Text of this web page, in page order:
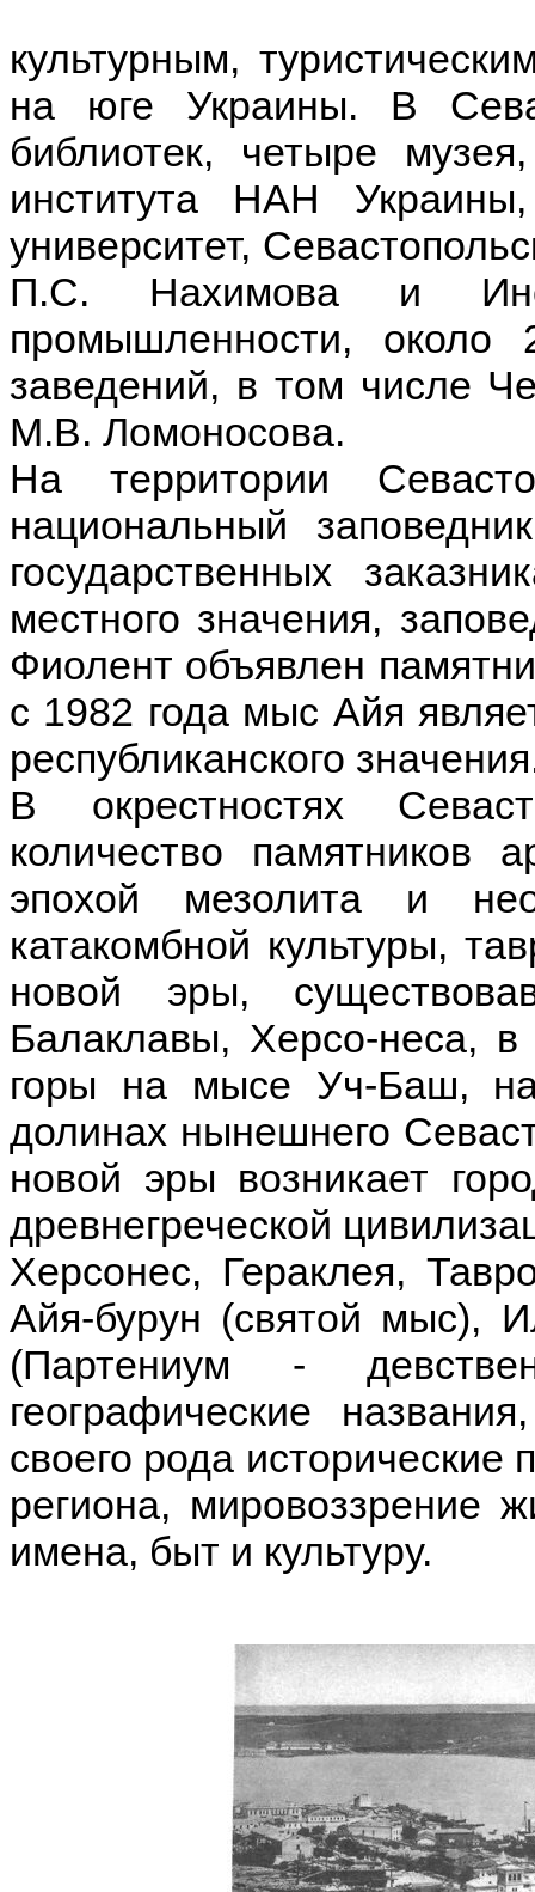
культурным,
на юге Украины. В
библиотек, четыре
института НАН Украины,
университет,
П.С. Нахимова и
промышленности,
заведений, в том числе
М.В. Ломоносова.
На территории
национальный
государственных
местного значения,
Фиолент объявлен
с 1982 года мыс Айя
республиканского
В окрестностях
количество памятников
эпохой мезолита и
катакомбной культуры,
новой эры,
Балаклавы, Херсо-неса,
горы на мысе Уч-Баш, на
долинах нынешнего
новой эры возникает
древнегреческой
Херсонес, Гераклея,
Айя-бурун (святой мыс),
(Партениум -
географические
своего рода
региона, мировоззрение
имена, быт и культуру.